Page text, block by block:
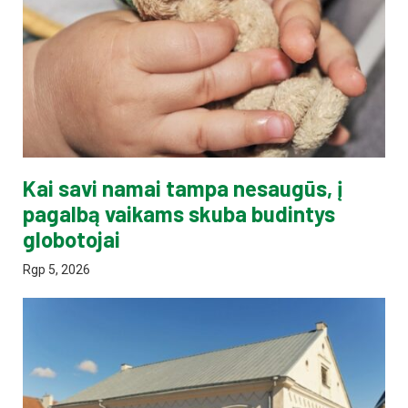
Kai savi namai tampa nesaugūs, į
pagalbą vaikams skuba budintys
globotojai
Rgp 5, 2026